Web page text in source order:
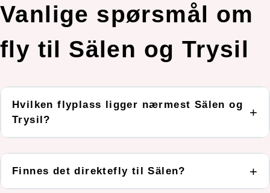
Vanlige spørsmål om
fly til Sälen og Trysil
Hvilken flyplass ligger nærmest Sälen og
Trysil?
Finnes det direktefly til Sälen?